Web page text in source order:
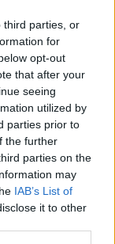
third parties, or
for
opt-out
that after your
seeing
utilized by
parties prior to
the further
parties on the
may
IAB’s List of
it to other
40
για τη
τη
δέχθηκαν
στη